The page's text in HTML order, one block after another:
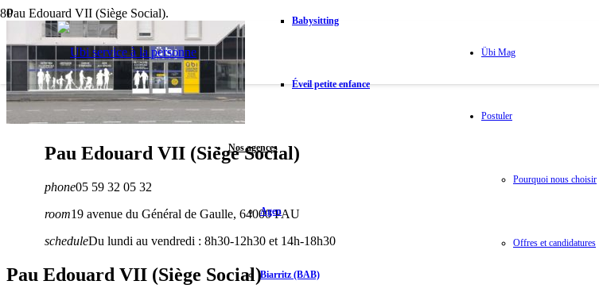
Babysitting
Éveil petite enfance
Nos agences
Agen
Biarritz (BAB)
Übi Mag
Postuler
Pourquoi nous choisir
Offres et candidatures
Pau Edouard VII (Siège Social).
Pau Edouard VII (Siège Social)
phone05 59 32 05 32
room19 avenue du Général de Gaulle, 64000 PAU
scheduleDu lundi au vendredi : 8h30-12h30 et 14h-18h30
Pau Edouard VII (Siège Social)